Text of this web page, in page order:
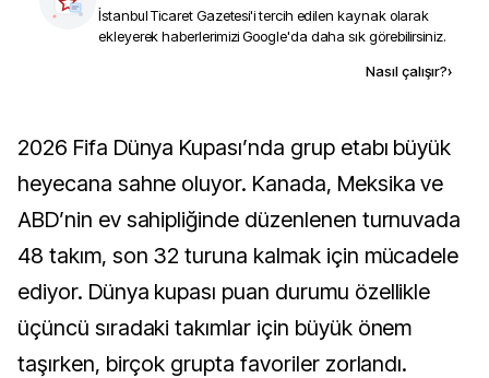
İstanbul Ticaret Gazetesi'i tercih edilen kaynak olarak
ekleyerek haberlerimizi Google'da daha sık görebilirsiniz.
Nasıl çalışır?›
2026 Fifa Dünya Kupası’nda grup etabı büyük
heyecana sahne oluyor. Kanada, Meksika ve
ABD’nin ev sahipliğinde düzenlenen turnuvada
48 takım, son 32 turuna kalmak için mücadele
ediyor. Dünya kupası puan durumu özellikle
üçüncü sıradaki takımlar için büyük önem
taşırken, birçok grupta favoriler zorlandı.